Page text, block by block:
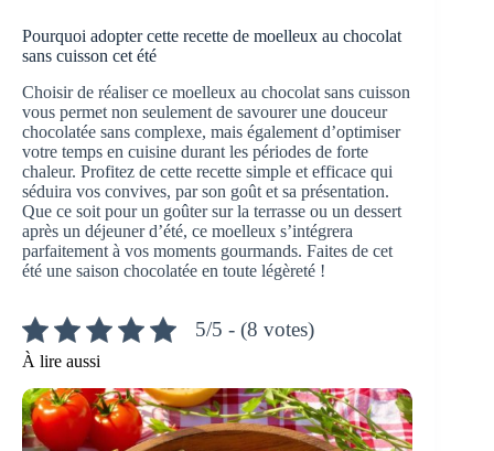
Pourquoi adopter cette recette de moelleux au chocolat
sans cuisson cet été
Choisir de réaliser ce moelleux au chocolat sans cuisson
vous permet non seulement de savourer une douceur
chocolatée sans complexe, mais également d’optimiser
votre temps en cuisine durant les périodes de forte
chaleur. Profitez de cette recette simple et efficace qui
séduira vos convives, par son goût et sa présentation.
Que ce soit pour un goûter sur la terrasse ou un dessert
après un déjeuner d’été, ce moelleux s’intégrera
parfaitement à vos moments gourmands. Faites de cet
été une saison chocolatée en toute légèreté !
5/5 - (8 votes)
À lire aussi